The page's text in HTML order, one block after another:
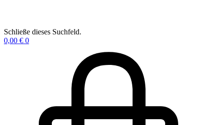
Schließe dieses Suchfeld.
0,00 € 0